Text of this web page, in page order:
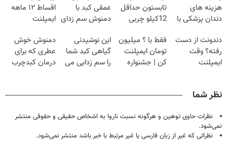
هزینه های
دندان پزشکی با
خانگی
تابستون حداقل
12کیلو چربی
عمقی کبد با
دمنوش سم زدای
اقساط ۱۲ ماهه
ایمپلنت
دندونت از دست
رفته؟ وقت
ایمپلنت
فقط با ؟ میلیون
تومان ایمپلنت
کن | جشنواره
این نوشیدنی
گیاهی کبد شما
را سم زدایی می
دمنوش خوش
عطری که برای
درمان کبدچرب
نظر شما
نظرات حاوی توهین و هرگونه نسبت ناروا به اشخاص حقیقی و حقوقی منتشر
نمی‌شود.
نظراتی که غیر از زبان فارسی یا غیر مرتبط با خبر باشد منتشر نمی‌شود.